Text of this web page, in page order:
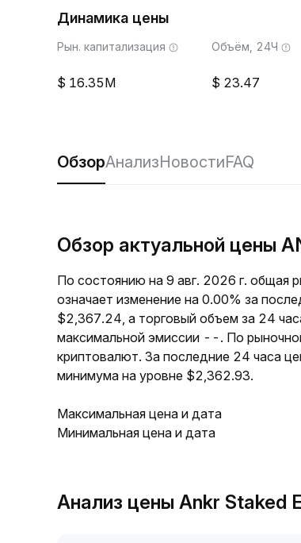
Динамика цены
Рын. капитализация
16.35M
Объём, 24Ч
23.47
ОбзорАнализНовостиFAQ
Обзор актуальной цены
По состоянию на 9 авг. 2026 г. общая
означает изменение на 0.00% за
$2,367.24, а торговый объем за 24
максимальной эмиссии --. По
криптовалют. За последние 24 часа
минимума на уровне $2,362.93.
Максимальная цена и дата
Минимальная цена и дата
Анализ цены Ankr Staked